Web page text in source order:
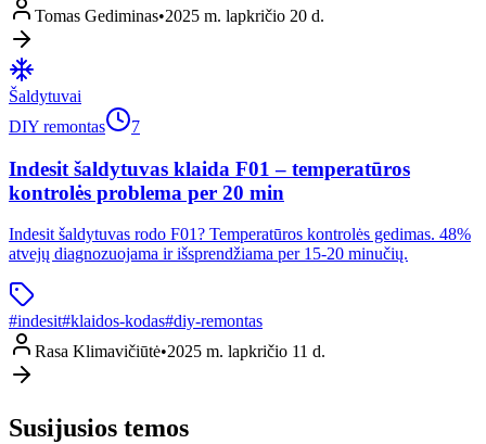
Tomas Gediminas•2025 m. lapkričio 20 d.
Šaldytuvai
DIY remontas
7
Indesit šaldytuvas klaida F01 – temperatūros
kontrolės problema per 20 min
Indesit šaldytuvas rodo F01? Temperatūros kontrolės gedimas. 48%
atvejų diagnozuojama ir išsprendžiama per 15-20 minučių.
#indesit#klaidos-kodas#diy-remontas
Rasa Klimavičiūtė•2025 m. lapkričio 11 d.
Susijusios temos